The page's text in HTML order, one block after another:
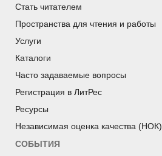
Стать читателем
Пространства для чтения и работы
Услуги
Каталоги
Часто задаваемые вопросы
Регистрация в ЛитРес
Ресурсы
Независимая оценка качества (НОК)
СОБЫТИЯ